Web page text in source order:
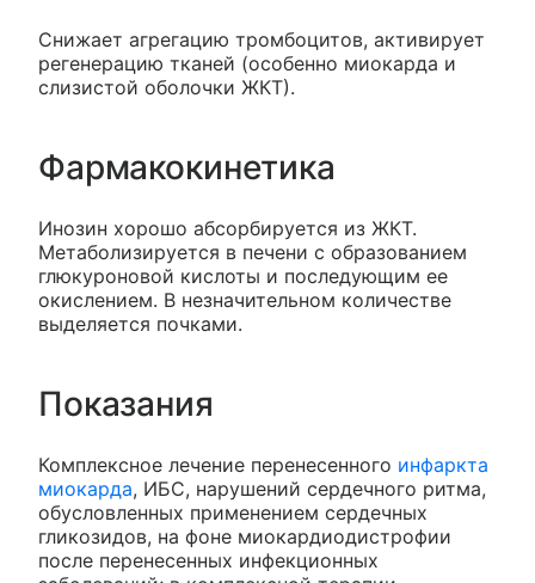
Снижает агрегацию тромбоцитов, активирует
регенерацию тканей (особенно миокарда и
слизистой оболочки ЖКТ).
Фармакокинетика
Инозин хорошо абсорбируется из ЖКТ.
Метаболизируется в печени с образованием
глюкуроновой кислоты и последующим ее
окислением. В незначительном количестве
выделяется почками.
Показания
Комплексное лечение перенесенного инфаркта
миокарда, ИБС, нарушений сердечного ритма,
обусловленных применением сердечных
гликозидов, на фоне миокардиодистрофии
после перенесенных инфекционных